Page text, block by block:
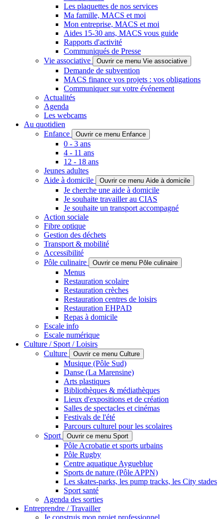
Les plaquettes de nos services
Ma famille, MACS et moi
Mon entreprise, MACS et moi
Aides 15-30 ans, MACS vous guide
Rapports d'activité
Communiqués de Presse
Vie associative
Ouvrir ce menu Vie associative
Demande de subvention
MACS finance vos projets : vos obligations
Communiquer sur votre événement
Actualités
Agenda
Les webcams
Au quotidien
Enfance
Ouvrir ce menu Enfance
0 - 3 ans
4 - 11 ans
12 - 18 ans
Jeunes adultes
Aide à domicile
Ouvrir ce menu Aide à domicile
Je cherche une aide à domicile
Je souhaite travailler au CIAS
Je souhaite un transport accompagné
Action sociale
Fibre optique
Gestion des déchets
Transport & mobilité
Accessibilité
Pôle culinaire
Ouvrir ce menu Pôle culinaire
Menus
Restauration scolaire
Restauration crèches
Restauration centres de loisirs
Restauration EHPAD
Repas à domicile
Escale info
Escale numérique
Culture / Sport / Loisirs
Culture
Ouvrir ce menu Culture
Musique (Pôle Sud)
Danse (La Marensine)
Arts plastiques
Bibliothèques & médiathèques
Lieux d'expositions et de création
Salles de spectacles et cinémas
Festivals de l'été
Parcours culturel pour les scolaires
Sport
Ouvrir ce menu Sport
Pôle Acrobatie et sports urbains
Pôle Rugby
Centre aquatique Aygueblue
Sports de nature (Pôle APPN)
Les skates-parks, les pump tracks, les City stades
Sport santé
Agenda des sorties
Entreprendre / Travailler
Je construis mon projet professionnel